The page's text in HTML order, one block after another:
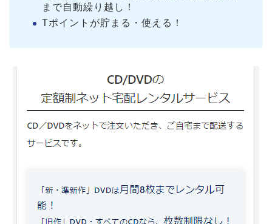
まで自動繰り越し！
Tポイントが貯まる・使える！